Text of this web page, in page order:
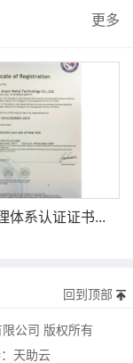
更多
体系认证证书...
回到顶部
公司 版权所有
天助云